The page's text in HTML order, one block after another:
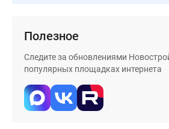
класса
Новостройки
бизнес-
Рассрочка
Траншевая
Полезное
Следите за обновлениями
популярных площадках интернета